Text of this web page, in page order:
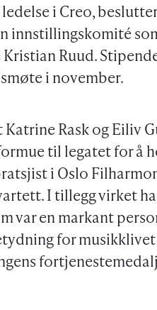
i Creo,
innstillingskomité
Ruud.
i november.
Rask og Eiliv
til legatet for å
i Oslo
I tillegg virket
var en markant
for